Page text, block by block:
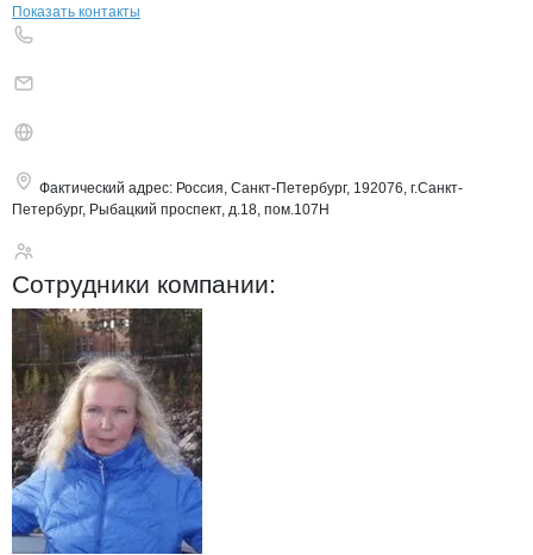
Показать контакты
Фактический адрес: Россия, Санкт-Петербург, 192076, г.Санкт-
Петербург, Рыбацкий проспект, д.18, пом.107Н
Сотрудники компании: